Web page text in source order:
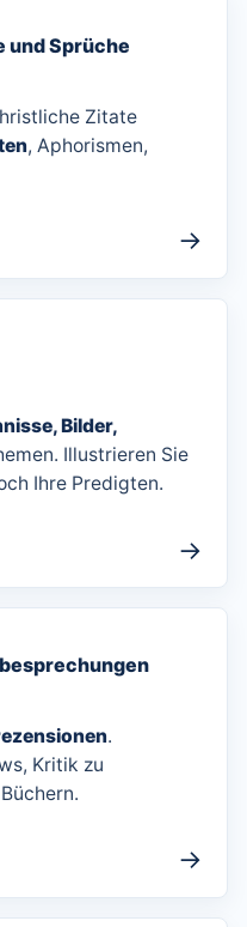
Sprüche
Zitate
, Aphorismen,
→
Bilder,
Illustrieren Sie
Ihre Predigten.
→
.
Kritik zu
→